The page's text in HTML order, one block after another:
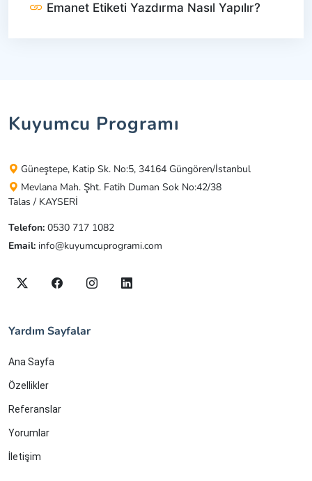
Emanet Etiketi Yazdırma Nasıl Yapılır?
Kuyumcu Programı
Güneştepe, Katip Sk. No:5, 34164 Güngören/İstanbul
Mevlana Mah. Şht. Fatih Duman Sok No:42/38
Talas / KAYSERİ
Telefon: 0530 717 1082
Email: info@kuyumcuprogrami.com
Yardım Sayfalar
Ana Sayfa
Özellikler
Referanslar
Yorumlar
İletişim